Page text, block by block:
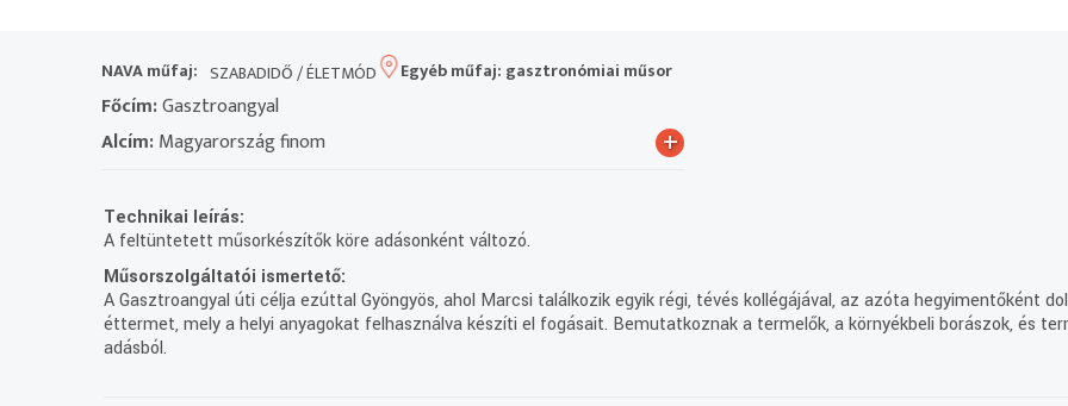
NAVA műfaj: SZABADIDŐ / ÉLETMÓD Egyéb műfaj: gasztronómiai műsor
Főcím:Gasztroangyal
Alcím:Magyarország finom +
Technikai leírás:
A feltüntetett műsorkészítők köre adásonként változó.
Műsorszolgáltatói ismertető:
A Gasztroangyal úti célja ezúttal Gyöngyös, ahol Marcsi találkozik egyik régi, tévés kollégájával, az azóta hegyimentőként
éttermet, mely a helyi anyagokat felhasználva készíti el fogásait. Bemutatkoznak a termelők, a környékbeli borászok, és
adásból.